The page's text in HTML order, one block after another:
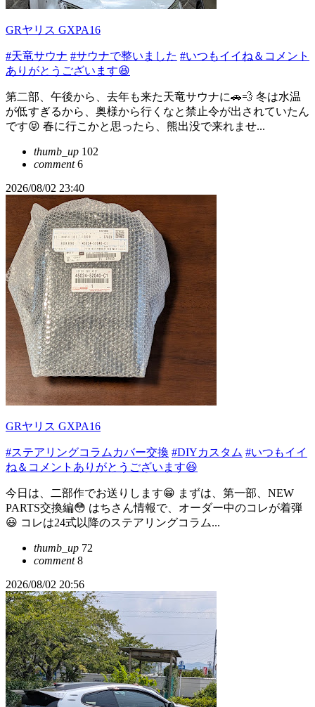
GRヤリス GXPA16
#天竜サウナ #サウナで整いました #いつもイイね＆コメント
ありがとうございます😆
第二部、午後から、去年も来た天竜サウナに🚗💨 冬は水温
が低すぎるから、奥様から行くなと禁止令が出されていたん
です😝 春に行こかと思ったら、熊出没で来れませ...
thumb_up 102
comment6
2026/08/02 23:40
GRヤリス GXPA16
#ステアリングコラムカバー交換 #DIYカスタム #いつもイイ
ね＆コメントありがとうございます😆
今日は、二部作でお送りします😁 まずは、第一部、NEW
PARTS交換編😳 はちさん情報で、オーダー中のコレが着弾
😃 コレは24式以降のステアリングコラム...
thumb_up 72
comment8
2026/08/02 20:56